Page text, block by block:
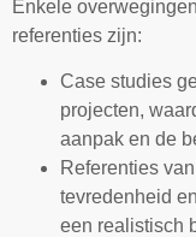
Enkele
referenties zijn:
Case studies
projecten,
aanpak en de
Referenties
tevredenheid
een realistisch